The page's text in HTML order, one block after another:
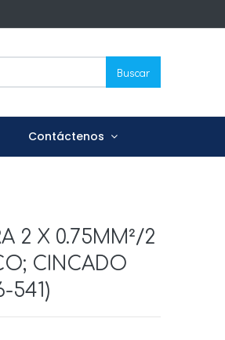
Buscar
Contáctenos
2 X 0.75MM²/2
CINCADO
541)